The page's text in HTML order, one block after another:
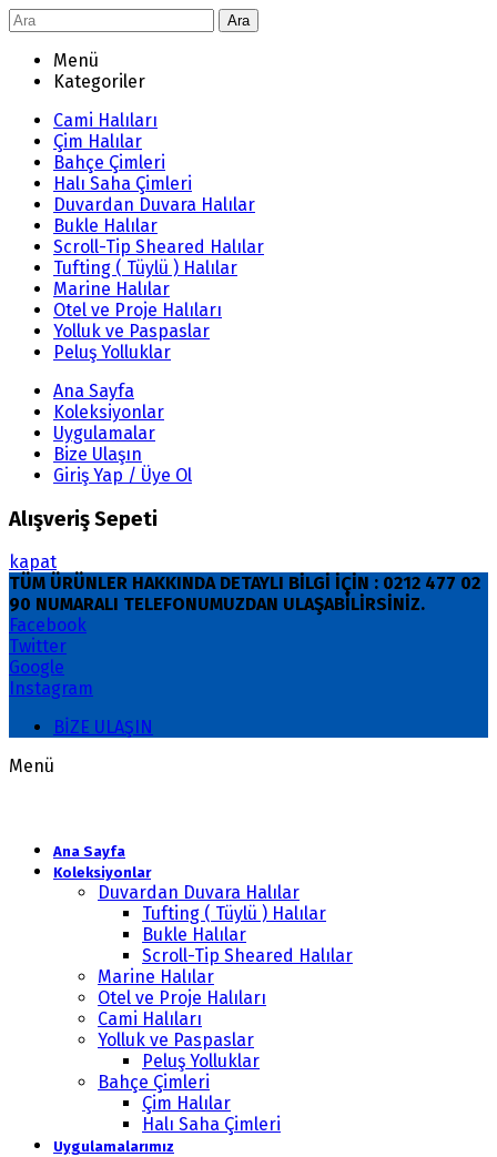
Ara
Menü
Kategoriler
Cami Halıları
Çim Halılar
Bahçe Çimleri
Halı Saha Çimleri
Duvardan Duvara Halılar
Bukle Halılar
Scroll-Tip Sheared Halılar
Tufting ( Tüylü ) Halılar
Marine Halılar
Otel ve Proje Halıları
Yolluk ve Paspaslar
Peluş Yolluklar
Ana Sayfa
Koleksiyonlar
Uygulamalar
Bize Ulaşın
Giriş Yap / Üye Ol
Alışveriş Sepeti
kapat
TÜM ÜRÜNLER HAKKINDA DETAYLI BİLGİ İÇİN : 0212 477 02
90 NUMARALI TELEFONUMUZDAN ULAŞABİLİRSİNİZ.
Facebook
Twitter
Google
Instagram
BİZE ULAŞIN
Menü
Ana Sayfa
Koleksiyonlar
Duvardan Duvara Halılar
Tufting ( Tüylü ) Halılar
Bukle Halılar
Scroll-Tip Sheared Halılar
Marine Halılar
Otel ve Proje Halıları
Cami Halıları
Yolluk ve Paspaslar
Peluş Yolluklar
Bahçe Çimleri
Çim Halılar
Halı Saha Çimleri
Uygulamalarımız